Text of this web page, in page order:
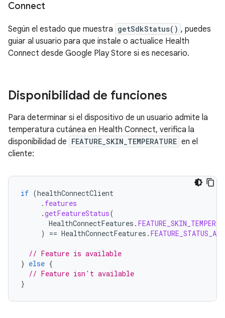
Connect
Según el estado que muestra getSdkStatus() , puedes
guiar al usuario para que instale o actualice Health
Connect desde Google Play Store si es necesario.
Disponibilidad de funciones
Para determinar si el dispositivo de un usuario admite la
temperatura cutánea en Health Connect, verifica la
disponibilidad de FEATURE_SKIN_TEMPERATURE en el
cliente:
if (healthConnectClient
. features
.getFeatureStatus(
HealthConnectFeatures .
)
== HealthConnectFeatures .
// Feature is available
} else {
// Feature isn't available
}